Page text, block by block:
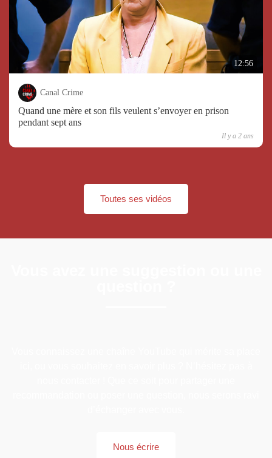
12:56
Canal Crime
Quand une mère et son fils veulent s’envoyer en prison
pendant sept ans
Il y a 2 ans
Toutes ses vidéos
Nous écrire